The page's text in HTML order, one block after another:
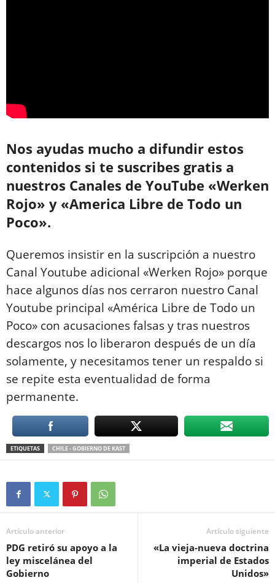
Nos ayudas mucho a difundir estos
contenidos si te suscribes gratis a
nuestros Canales de YouTube «Werken
Rojo» y «America Libre de Todo un
Poco».
Queremos insistir en la suscripción a nuestro
Canal Youtube adicional «Werken Rojo» porque
hace algunos días nos cerraron nuestro Canal
Youtube principal «América Libre de Todo un
Poco» con acusaciones falsas y tras nuestros
descargos nos lo liberaron después de un día
solamente, y necesitamos tener un respaldo si
se repite esta eventualidad de forma
permanente.
ETIQUETAS CHILE - GOBIERNO DE KAST
Artículo anterior
PDG retiró su apoyo a la
ley miscelánea del
Gobierno
Artículo siguiente
«La vieja-nueva doctrina
imperial de Estados
Unidos»